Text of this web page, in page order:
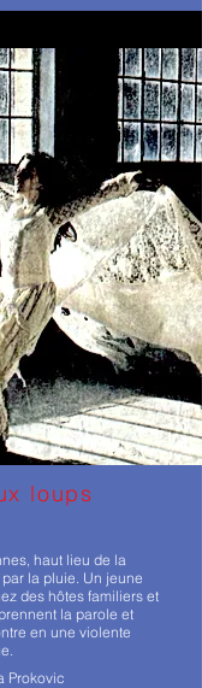
loups
haut lieu de la
la pluie. Un jeune
des hôtes familiers et
la parole et
en une violente
Prokovic